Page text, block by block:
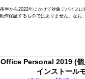
から2022年にかけて対象デバイス
作保証するものではありません。な
Office Personal 2019 (個
インストール